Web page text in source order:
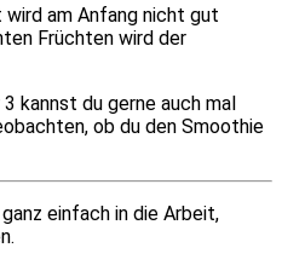
wird am Anfang nicht gut
Früchten wird der
kannst du gerne auch mal
ob du den Smoothie
einfach in die Arbeit,